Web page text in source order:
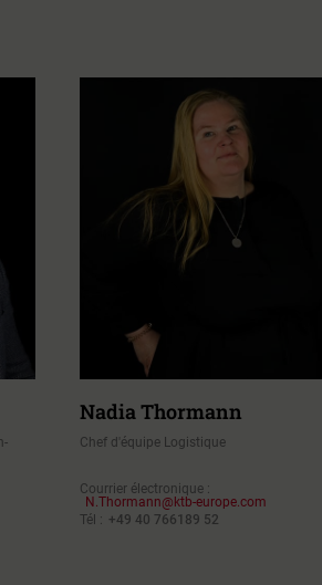
Nadia Thormann
Chef d'équipe Logistique
Courrier électronique :
N.Thormann@ktb-europe.com
Tél : +49 40 766189 52